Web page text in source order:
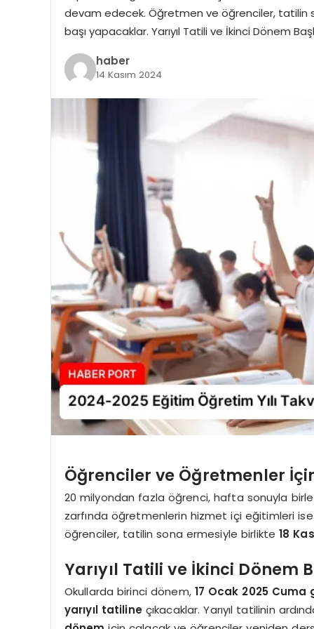
devam edecek. Öğretmen ve öğrenciler, tatilin
başı yapacaklar. Yarıyıl Tatili ve İkinci Dönem
haber
14 Kasım 2024
Öğrenciler ve Öğretmenler
20 milyondan fazla öğrenci, hafta sonuyla
zarfında öğretmenlerin hizmet içi eğitimleri
öğrenciler, tatilin sona ermesiyle birlikte18
Yarıyıl Tatili ve İkinci Dönem
Okullarda birinci dönem, 17 Ocak 2025 Cuma
yarıyıl tatilineçıkacaklar. Yarıyıl tatilinin